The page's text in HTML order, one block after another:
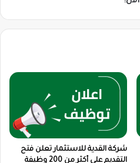
شركة القدية للاستثمار تعلن فتح
التقديم على أكثر من 200 وظيفة